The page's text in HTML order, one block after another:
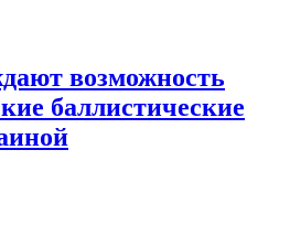
возможность
баллистические